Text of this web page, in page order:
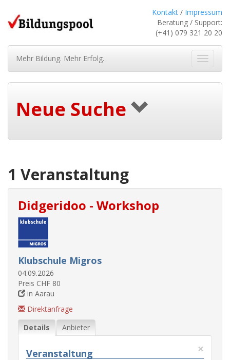
Kontakt / Impressum
Beratung / Support:
(+41) 079 321 20 20
ein-/
Mehr Bildung. Mehr Erfolg.
Neue Suche
1 Veranstaltung
Didgeridoo - Workshop
Klubschule Migros
04.09.2026
Preis CHF 80
in Aarau
Direktanfrage
Details
Anbieter
×
Veranstaltung